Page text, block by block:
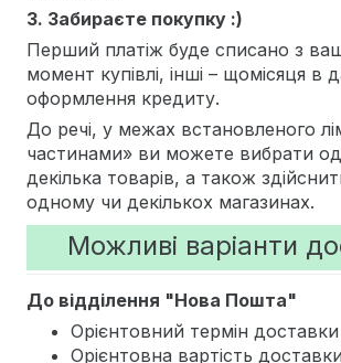
3. Забираєте покупку :)
Перший платіж буде списано з
момент купівлі, інші – щомісяця в
оформлення кредиту.
До речі, у межах встановленого
частинами» ви можете вибрати
декілька товарів, а також
одному чи декількох магазинах.
Можливі варіанти
До відділення "Нова Пошта"
Орієнтовний термін
Орієнтовна вартість